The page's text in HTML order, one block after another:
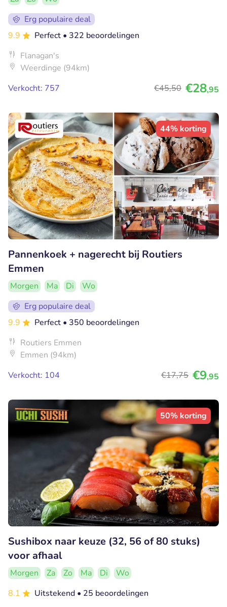
Erg populaire deal
9.9
Perfect • 322 beoordelingen
Flanagan's
Weerdinge (94km)
Verkocht: 757
€45,50 €28,95
44% korting
Pannenkoek + nagerecht bij Routiers
Emmen
Morgen Ma Di
Wo
Erg populaire deal
9.9
Perfect • 350 beoordelingen
Routiers Emmen
Emmen (94km)
Verkocht: 104
€17,75 €9,95
50% korting
Sushibox naar keuze (32, 56 of 80 stuks)
voor afhaal
Morgen Za Zo Ma Di
Wo
8.1
Uitstekend • 25 beoordelingen